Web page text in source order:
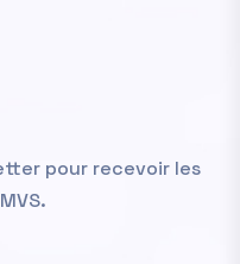
pour recevoir les